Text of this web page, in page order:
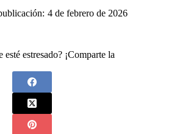
4 de febrero de 2026
estresado? ¡Comparte la